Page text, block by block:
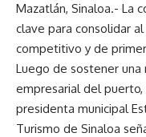
Mazatlán, Sinaloa.- La
clave para consolidar
competitivo y de
Luego de sostener
empresarial del
presidenta municipal
Turismo de Sinaloa